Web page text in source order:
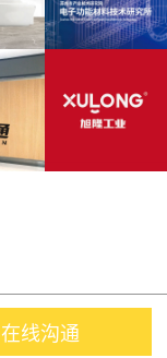
在线沟通